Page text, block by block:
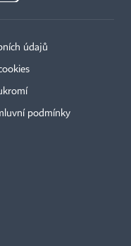
údajů
podmínky